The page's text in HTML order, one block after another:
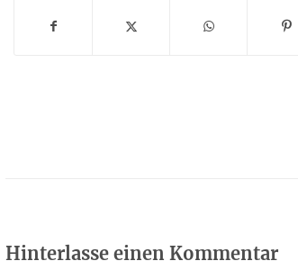
Hinterlasse einen Kommentar